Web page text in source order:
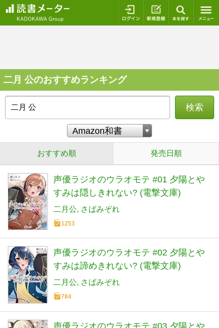
ログイン 新規登録
二月 公のおすすめランキング
検索
おすすめ順 発売日順
声優ラジオのウラオモテ #01 夕陽とや
すみは隠しきれない? (電撃文庫)
二月公 さばみぞれ
1253
声優ラジオのウラオモテ #02 夕陽とや
すみは諦めきれない? (電撃文庫)
二月公 さばみぞれ
784
声優ラジオのウラオモテ #03 夕陽とや